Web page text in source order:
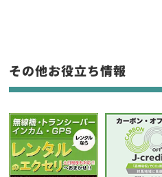
フリーワード入力(製品
選択条件
その他お役立ち情報